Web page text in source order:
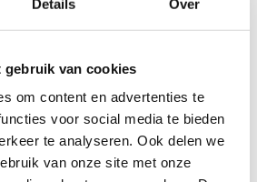
Details Over
gebruik van cookies
om content en advertenties te
voor social media te bieden
te analyseren. Ook delen we
van onze site met onze
voorbereid. Het is een dag
- Jeffrey
leuk om hier te mogen staan.
lang in Brasschaat en om nu
voelt vertrouwd, want